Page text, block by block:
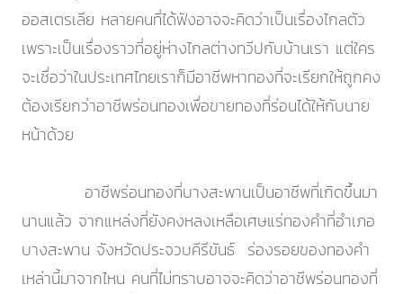
ออสเตรเลีย หลายคนที่ได้ฟังอาจจะคิดว่าเป็นเรื่องไกลตัว
เพราะเป็นเรื่องราวที่อยู่ห่างไกลต่างทวีปกับบ้านเรา แต่ใคร
จะเชื่อว่าในประเทศไทยเราก็มีอาชีพหาทองที่จะเรียกให้ถูกคง
ต้องเรียกว่าอาชีพร่อนทองเพื่อขายทองที่ร่อนได้ให้กับนาย
หน้าด้วย
อาชีพร่อนทองที่บางสะพานเป็นอาชีพที่เกิดขึ้นมา
นานแล้ว จากแหล่งที่ยังคงหลงเหลือเศษแร่ทองคำที่อำเภอ
บางสะพาน จังหวัดประจวบคีรีขันธ์ ร่องรอยของทองคำ
เหล่านี้มาจากไหน คนที่ไม่ทราบอาจจะคิดว่าอาชีพร่อนทองที่